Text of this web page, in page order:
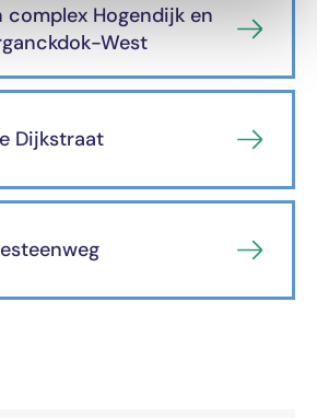
complex Hogendijk en
West
Dijkstraat